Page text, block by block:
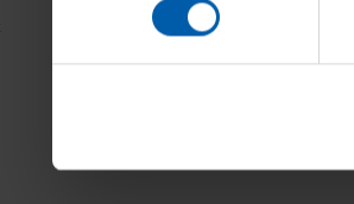
personenbezogene
Klicken Sie auf "Alle erlauben",
verwenden dürfen. Über die